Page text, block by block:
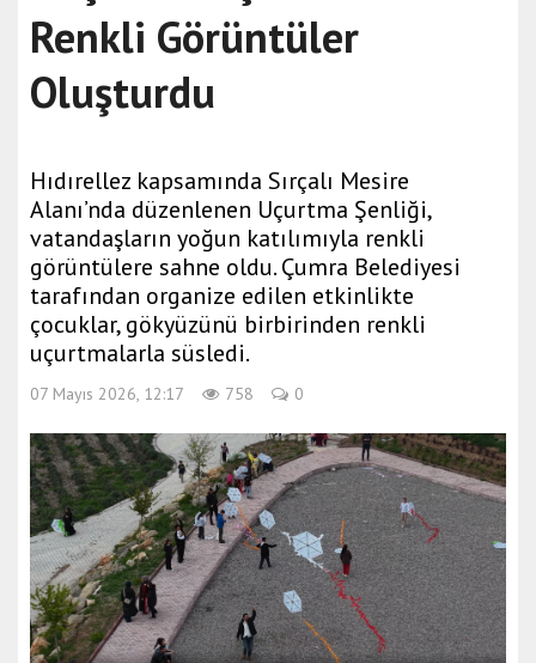
Renkli Görüntüler
Oluşturdu
Hıdırellez kapsamında Sırçalı Mesire
Alanı’nda düzenlenen Uçurtma Şenliği,
vatandaşların yoğun katılımıyla renkli
görüntülere sahne oldu. Çumra Belediyesi
tarafından organize edilen etkinlikte
çocuklar, gökyüzünü birbirinden renkli
uçurtmalarla süsledi.
07 Mayıs 2026, 12:17 758 0